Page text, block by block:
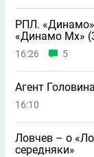
РПЛ.
«Динамо Мх»
16:26 5
Агент
16:10
Ловчев – о
середняки»